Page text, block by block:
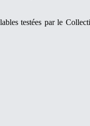
testées par le